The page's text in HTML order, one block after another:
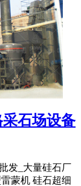
石场设备
发_大量硅石厂
蒙机 硅石超细